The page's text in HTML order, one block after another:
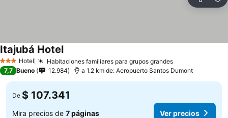
Compartir
3 Estrellas
Hotel Habitaciones familiares para grupos grandes
Itajubá Hotel
7,7 Bueno 12.984 a 1.2 km de: Aeropuerto Santos Dumont
De $ 107.341
Mira precios de 7 páginas Ver precios